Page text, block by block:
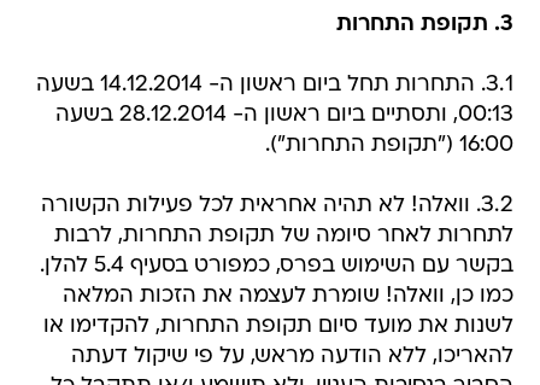
3. תקופת התחרות
3.1. התחרות תחל ביום ראשון ה- 14.12.2014 בשעה
00:13, ותסתיים ביום ראשון ה- 28.12.2014 בשעה
16:00 ("תקופת התחרות").
3.2. וואלה! לא תהיה אחראית לכל פעילות הקשורה
לתחרות לאחר סיומה של תקופת התחרות, לרבות
בקשר עם השימוש בפרס, כמפורט בסעיף 5.4 להלן.
כמו כן, וואלה! שומרת לעצמה את הזכות המלאה
לשנות את מועד סיום תקופת התחרות, להקדימו או
להאריכו, ללא הודעה מראש, על פי שיקול דעתה